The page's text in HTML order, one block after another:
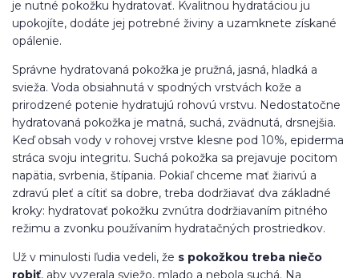
je nutné pokožku hydratovať. Kvalitnou hydratáciou ju
upokojíte, dodáte jej potrebné živiny a uzamknete získané
opálenie.
Správne hydratovaná pokožka je pružná, jasná, hladká a
svieža. Voda obsiahnutá v spodných vrstvách kože a
prirodzené potenie hydratujú rohovú vrstvu. Nedostatočne
hydratovaná pokožka je matná, suchá, zvädnutá, drsnejšia.
Keď obsah vody v rohovej vrstve klesne pod 10%, epiderma
stráca svoju integritu. Suchá pokožka sa prejavuje pocitom
napätia, svrbenia, štípania. Pokiaľ chceme mať žiarivú a
zdravú pleť a cítiť sa dobre, treba dodržiavať dva základné
kroky: hydratovať pokožku zvnútra dodržiavaním pitného
režimu a zvonku používaním hydratačných prostriedkov.
Už v minulosti ľudia vedeli, že s pokožkou treba niečo
robiť, aby vyzerala sviežo, mlado a nebola suchá. Na